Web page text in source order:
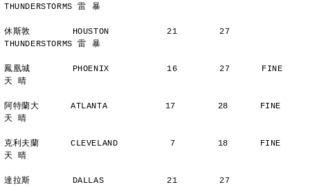
THUNDERSTORMS 雷 暴
休斯敦        HOUSTON           21        27
THUNDERSTORMS 雷 暴
鳳凰城        PHOENIX           16        27      FINE
天 晴
阿特蘭大      ATLANTA           17        28      FINE
天 晴
克利夫蘭      CLEVELAND          7        18      FINE
天 晴
達拉斯        DALLAS            21        27